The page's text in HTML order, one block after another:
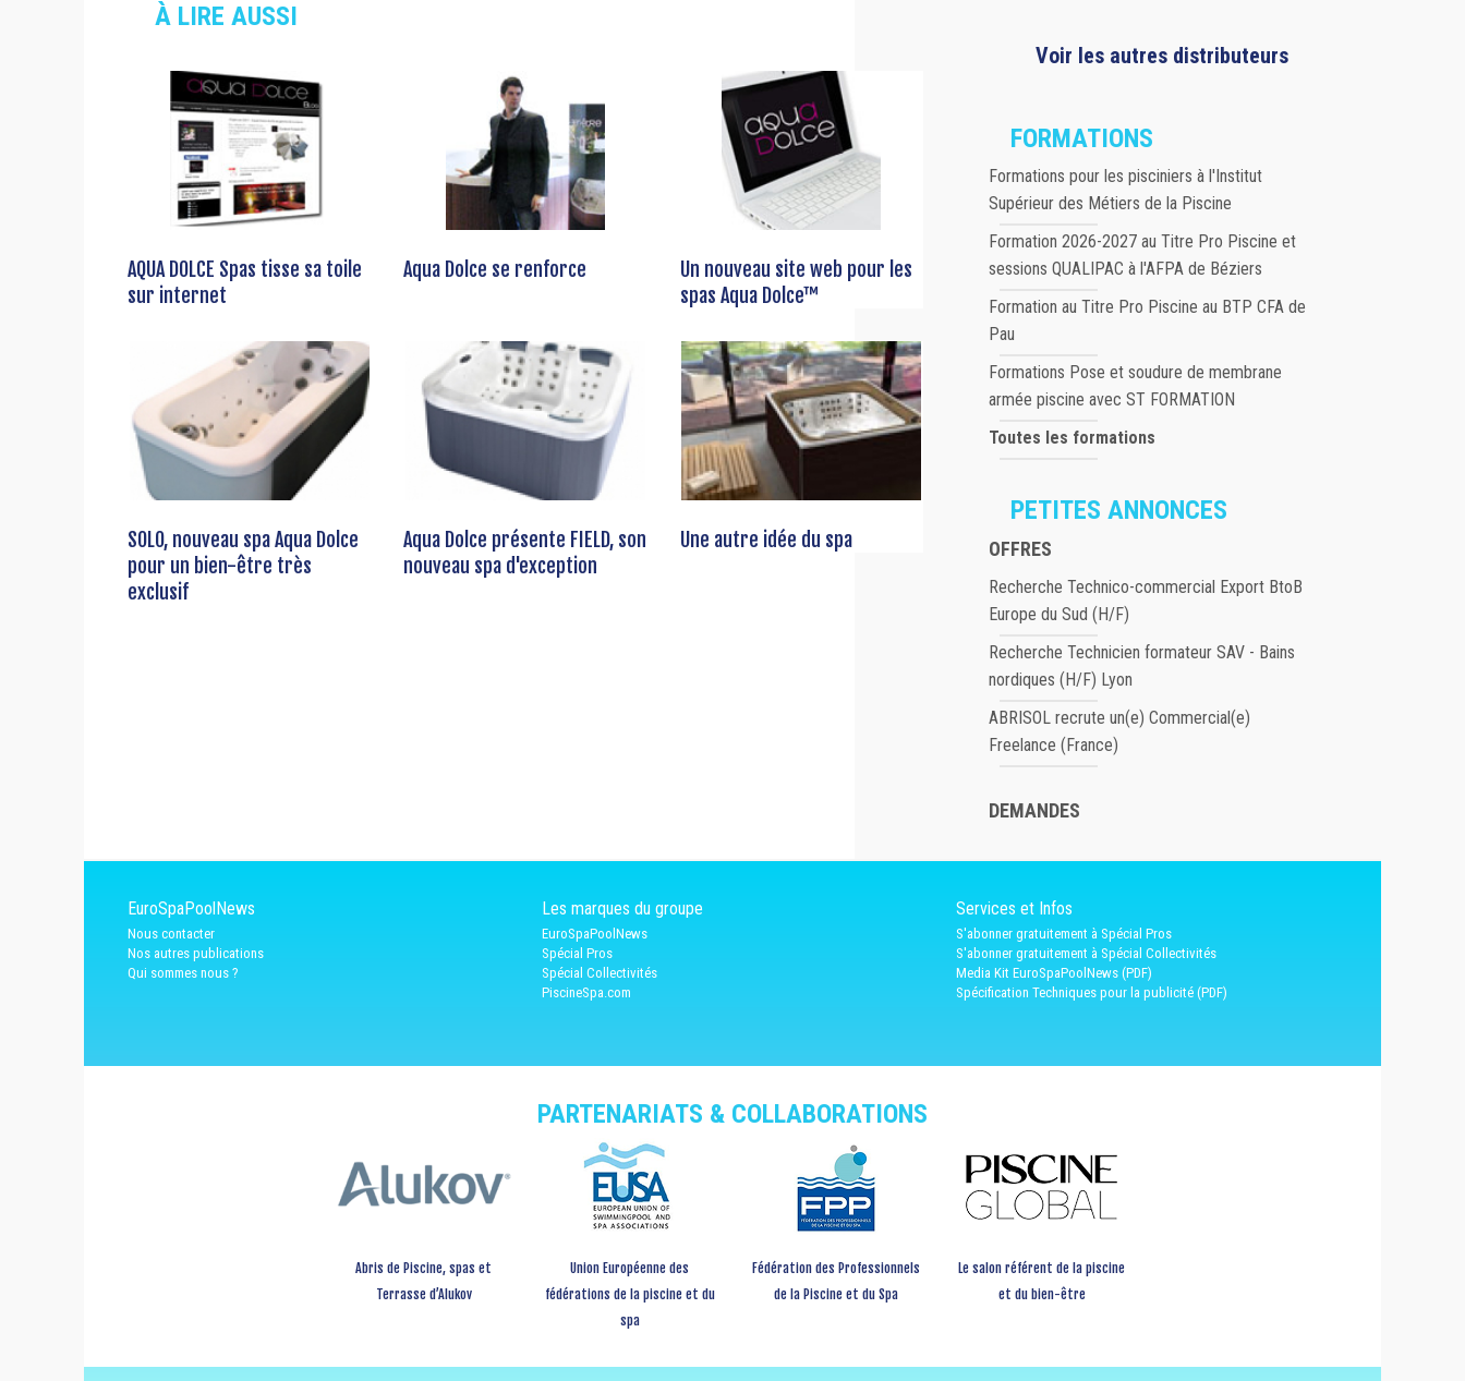
À LIRE AUSSI
AQUA DOLCE Spas tisse sa toile
sur internet
Aqua Dolce se renforce
Un nouveau site web pour les
spas Aqua Dolce™
SOLO, nouveau spa Aqua Dolce
pour un bien-être très
exclusif
Aqua Dolce présente FIELD, son
nouveau spa d'exception
Une autre idée du spa
Voir les autres distributeurs
FORMATIONS
Formations pour les pisciniers à l'Institut
Supérieur des Métiers de la Piscine
Formation 2026-2027 au Titre Pro Piscine et
sessions QUALIPAC à l'AFPA de Béziers
Formation au Titre Pro Piscine au BTP CFA de
Pau
Formations Pose et soudure de membrane
armée piscine avec ST FORMATION
Toutes les formations
PETITES ANNONCES
OFFRES
Recherche Technico-commercial Export BtoB
Europe du Sud (H/F)
Recherche Technicien formateur SAV - Bains
nordiques (H/F) Lyon
ABRISOL recrute un(e) Commercial(e)
Freelance (France)
DEMANDES
EuroSpaPoolNews
Nous contacter
Nos autres publications
Qui sommes nous ?
Les marques du groupe
EuroSpaPoolNews
Spécial Pros
Spécial Collectivités
PiscineSpa.com
Services et Infos
S'abonner gratuitement à Spécial Pros
S'abonner gratuitement à Spécial Collectivités
Media Kit EuroSpaPoolNews (PDF)
Spécification Techniques pour la publicité (PDF)
PARTENARIATS & COLLABORATIONS
Abris de Piscine, spas et
Terrasse d’Alukov
Union Européenne des
fédérations de la piscine et du
spa
Fédération des Professionnels
de la Piscine et du Spa
Le salon référent de la piscine
et du bien-être